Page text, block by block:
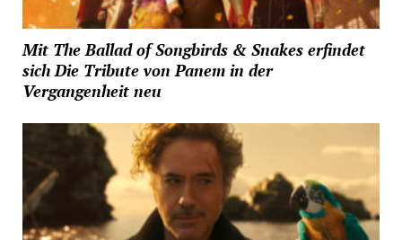
Mit The Ballad of Songbirds & Snakes erfindet
sich Die Tribute von Panem in der
Vergangenheit neu